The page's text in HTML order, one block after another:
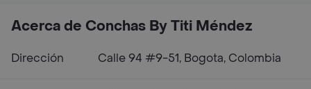
Acerca de Conchas By Titi Méndez
Dirección Calle 94 #9-51, Bogota, Colombia